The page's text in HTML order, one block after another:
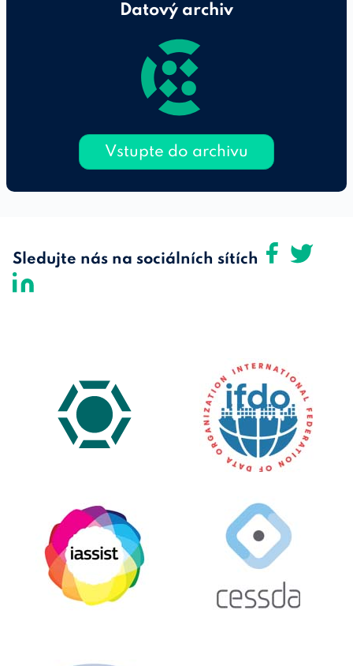
Datový archiv
Vstupte do archivu
Sledujte nás na sociálních sítích